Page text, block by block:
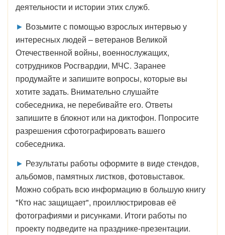
деятельности и истории этих служб.
► Возьмите с помощью взрослых интервью у
интересных людей – ветеранов Великой
Отечественной войны, военнослужащих,
сотрудников Росгвардии, МЧС. Заранее
продумайте и запишите вопросы, которые вы
хотите задать. Внимательно слушайте
собеседника, не перебивайте его. Ответы
запишите в блокнот или на диктофон. Попросите
разрешения сфотографировать вашего
собеседника.
► Результаты работы оформите в виде стендов,
альбомов, памятных листков, фотовыставок.
Можно собрать всю информацию в большую книгу
"Кто нас защищает", проиллюстрировав её
фотографиями и рисунками. Итоги работы по
проекту подведите на празднике-презентации.